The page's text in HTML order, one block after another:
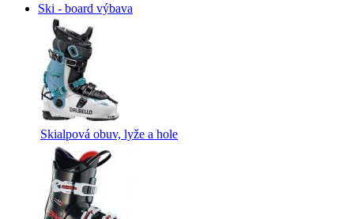
Ski - board výbava
Skialpová obuv, lyže a hole